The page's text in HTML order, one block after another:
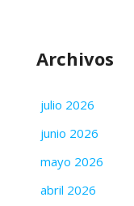
Archivos
julio 2026
junio 2026
mayo 2026
abril 2026